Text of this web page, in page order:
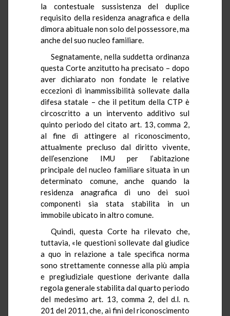
la contestuale sussistenza del duplice
requisito della residenza anagrafica e della
dimora abituale non solo del possessore, ma
anche del suo nucleo familiare.
Segnatamente, nella suddetta ordinanza
questa Corte anzitutto ha precisato – dopo
aver dichiarato non fondate le relative
eccezioni di inammissibilità sollevate dalla
difesa statale – che il petitum della CTP è
circoscritto a un intervento additivo sul
quinto periodo del citato art. 13, comma 2,
al fine di attingere al riconoscimento,
attualmente precluso dal diritto vivente,
dell’esenzione IMU per l’abitazione
principale del nucleo familiare situata in un
determinato comune, anche quando la
residenza anagrafica di uno dei suoi
componenti sia stata stabilita in un
immobile ubicato in altro comune.
Quindi, questa Corte ha rilevato che,
tuttavia, «le questioni sollevate dal giudice
a quo in relazione a tale specifica norma
sono strettamente connesse alla più ampia
e pregiudiziale questione derivante dalla
regola generale stabilita dal quarto periodo
del medesimo art. 13, comma 2, del d.l. n.
201 del 2011, che, ai fini del riconoscimento